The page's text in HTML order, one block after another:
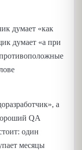
думает «как
думает «а при
а
QA
один
месяцы